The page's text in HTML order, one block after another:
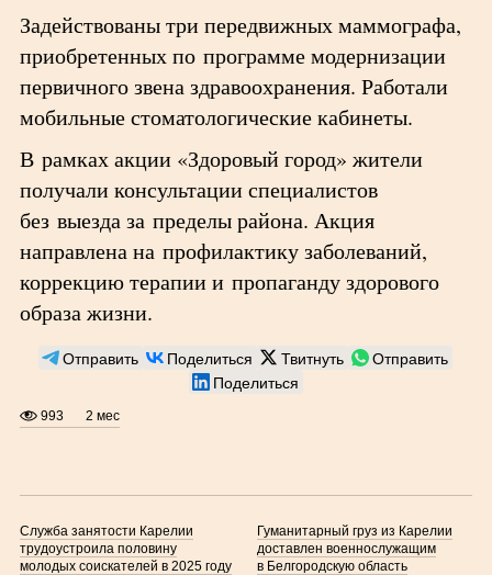
Задействованы три передвижных маммографа,
приобретенных по программе модернизации
первичного звена здравоохранения. Работали
мобильные стоматологические кабинеты.
В рамках акции «Здоровый город» жители
получали консультации специалистов
без выезда за пределы района. Акция
направлена на профилактику заболеваний,
коррекцию терапии и пропаганду здорового
образа жизни.
Отправить Поделиться Твитнуть
Отправить
Поделиться
993 2 мес
Служба занятости Карелии
трудоустроила половину
молодых соискателей в 2025 году
Гуманитарный груз из Карелии
доставлен военнослужащим
в Белгородскую область